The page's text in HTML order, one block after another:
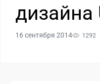
дизайна
16 сентября 2014 1292